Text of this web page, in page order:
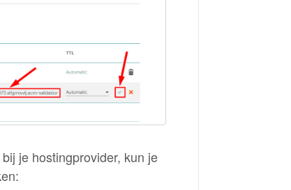
je hostingprovider, kun je